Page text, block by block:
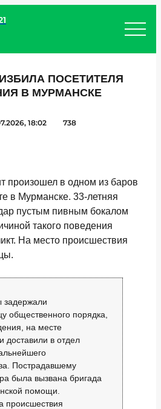
ПОСЕТИТЕЛЯ
В МУРМАНСКЕ
18:02 738
произошел в одном из баров
в Мурманске. 33-летняя
пустым пивным бокалом
такого поведения
На место происшествия
задержали
общественного порядка,
на месте
доставили в отдел
Пострадавшему
была вызвана бригада
помощи.
происшествия